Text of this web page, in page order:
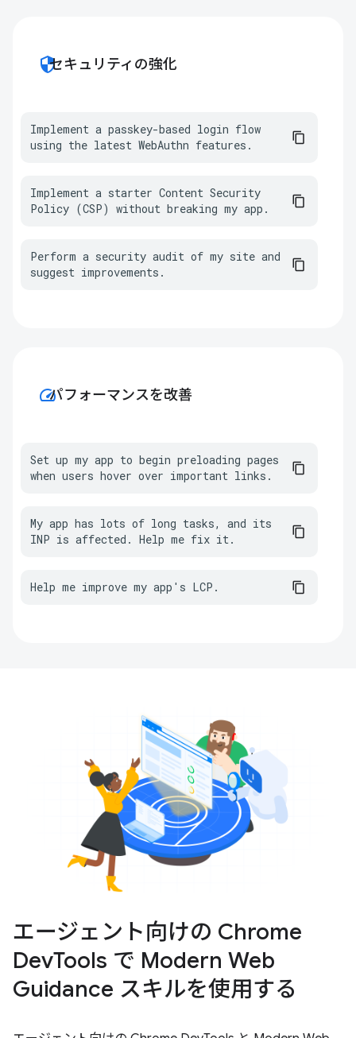
securityセキュリティの強化
Implement a passkey-based login flow
using the latest WebAuthn features.
Implement a starter Content Security
Policy (CSP) without breaking my app.
Perform a security audit of my site and
suggest improvements.
speedパフォーマンスを改善
Set up my app to begin preloading pages
when users hover over important links.
My app has lots of long tasks, and its
INP is affected. Help me fix it.
Help me improve my app's LCP.
エージェント向けの Chrome
DevTools で Modern Web
Guidance スキルを使用する